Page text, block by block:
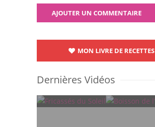
MON LIVRE DE RECETTES
Dernières Vidéos